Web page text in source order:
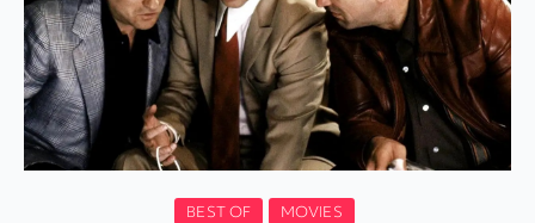
BEST OF MOVIES